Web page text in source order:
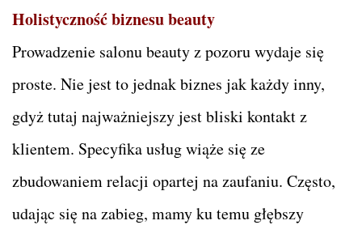
Holistyczność biznesu beauty
Prowadzenie salonu beauty z pozoru wydaje się
proste. Nie jest to jednak biznes jak każdy inny,
gdyż tutaj najważniejszy jest bliski kontakt z
klientem. Specyfika usług wiąże się ze
zbudowaniem relacji opartej na zaufaniu. Często,
udając się na zabieg, mamy ku temu głębszy